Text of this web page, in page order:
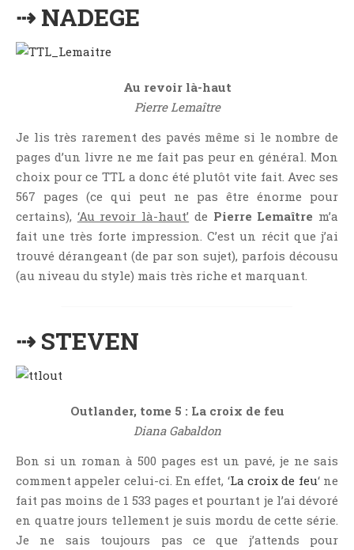
Feel Good
Humour
Jeunesse
LGBT
Light Novel
Littérature Belge
Littérature Classique
Littérature Contemporaine
Littérature Gay
Littérature Lesbienne
Point Lecture
Policier Et Suspense
⇢ NADEGE
Au revoir là-haut
Pierre Lemaître
Je lis très rarement des pavés même si le nombre de
pages d’un livre ne me fait pas peur en général. Mon
choix pour ce TTL a donc été plutôt vite fait. Avec ses
567 pages (ce qui peut ne pas être énorme pour
certains), ‘Au revoir là-haut’ de Pierre Lemaître m’a
fait une très forte impression. C’est un récit que j’ai
trouvé dérangeant (de par son sujet), parfois décousu
(au niveau du style) mais très riche et marquant.
⇢ STEVEN
Outlander, tome 5 : La croix de feu
Diana Gabaldon
Bon si un roman à 500 pages est un pavé, je ne sais
comment appeler celui-ci. En effet, ‘La croix de feu‘ ne
fait pas moins de 1 533 pages et pourtant je l’ai dévoré
en quatre jours tellement je suis mordu de cette série.
Je ne sais toujours pas ce que j’attends pour